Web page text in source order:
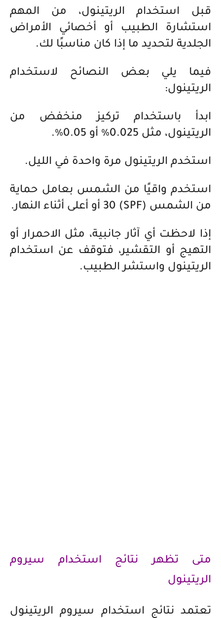
قبل استخدام الريتينول، من المهم
استشارة الطبيب أو أخصائي الأمراض
الجلدية لتحديد ما إذا كان مناسبًا لك.
فيما يلي بعض النصائح لاستخدام
الريتينول:
ابدأ باستخدام تركيز منخفض من
الريتينول، مثل 0.025٪ أو 0.05٪.
استخدم الريتينول مرة واحدة في الليل.
استخدم واقيًا من الشمس بعامل حماية
من الشمس (SPF) 30 أو أعلى أثناء النهار.
إذا لاحظت أي آثار جانبية، مثل الاحمرار أو
التهيج أو التقشير، فتوقف عن استخدام
الريتينول واستشر الطبيب.
متى تظهر نتائج استخدام سيروم
الريتينول
تعتمد نتائج استخدام سيروم الريتينول